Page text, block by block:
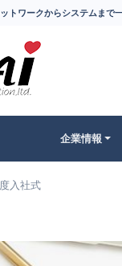
トワークからシステムまで
企業情報
入社式